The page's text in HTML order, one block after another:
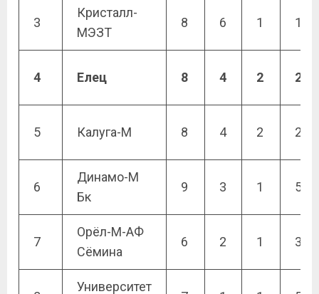
3
Кристалл-
МЭЗТ
8 6 1 1
4 Елец 8 4 2 2
5 Калуга-М 8 4 2 2
6
Динамо-М
Бк
9 3 1 5
7
Орёл-М-АФ
Сёмина
6 2 1 3
Университет